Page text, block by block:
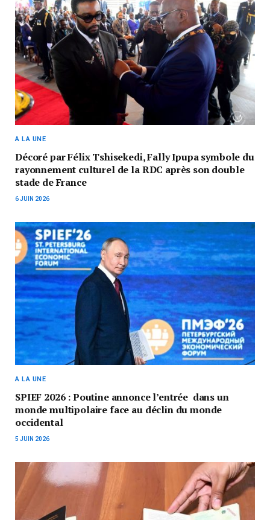
A LA UNE
Décoré par Félix Tshisekedi, Fally Ipupa symbole du
rayonnement culturel de la RDC après son double
stade de France
6 JUIN 2026
A LA UNE
SPIEF 2026 : Poutine annonce l’entrée dans un
monde multipolaire face au déclin du monde
occidental
5 JUIN 2026